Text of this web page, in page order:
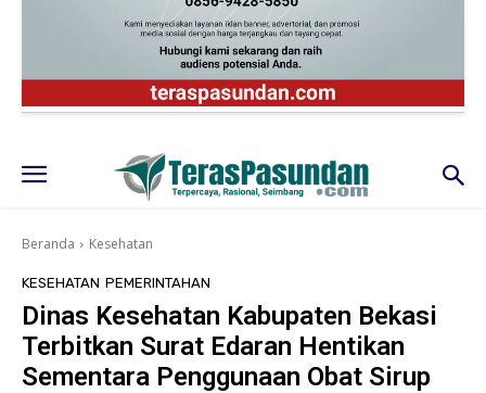
Beranda Kesehatan
KESEHATAN PEMERINTAHAN
Dinas Kesehatan Kabupaten Bekasi
Terbitkan Surat Edaran Hentikan
Sementara Penggunaan Obat Sirup